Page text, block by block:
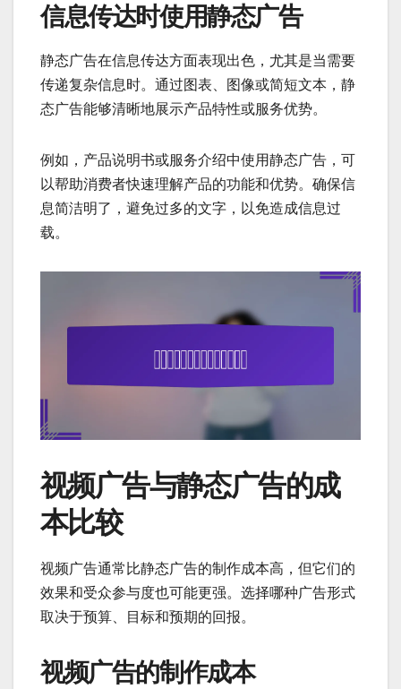
信息传达时使用静态广告
静态广告在信息传达方面表现出色，尤其是当需要
传递复杂信息时。通过图表、图像或简短文本，静
态广告能够清晰地展示产品特性或服务优势。
例如，产品说明书或服务介绍中使用静态广告，可
以帮助消费者快速理解产品的功能和优势。确保信
息简洁明了，避免过多的文字，以免造成信息过
载。
视频广告与静态广告的成
本比较
视频广告通常比静态广告的制作成本高，但它们的
效果和受众参与度也可能更强。选择哪种广告形式
取决于预算、目标和预期的回报。
视频广告的制作成本